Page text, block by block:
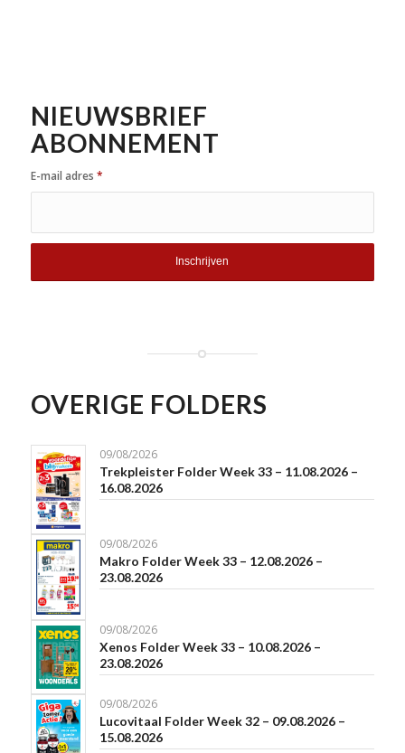
NIEUWSBRIEF
ABONNEMENT
E-mail adres *
OVERIGE FOLDERS
09/08/2026
Trekpleister Folder Week 33 – 11.08.2026 –
16.08.2026
09/08/2026
Makro Folder Week 33 – 12.08.2026 –
23.08.2026
09/08/2026
Xenos Folder Week 33 – 10.08.2026 –
23.08.2026
09/08/2026
Lucovitaal Folder Week 32 – 09.08.2026 –
15.08.2026